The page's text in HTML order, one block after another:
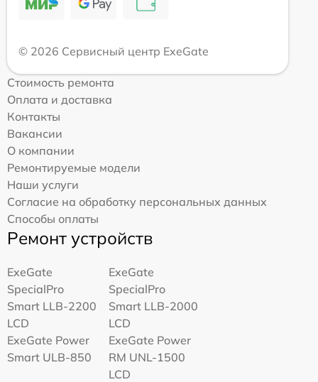
© 2026 Сервисный центр ExeGate
Стоимость ремонта
Оплата и доставка
Контакты
Вакансии
О компании
Ремонтируемые модели
Наши услуги
Согласие на обработку персональных данных
Способы оплаты
Ремонт устройств
ExeGate
SpecialPro
Smart LLB-2200
LCD
ExeGate
SpecialPro
Smart LLB-2000
LCD
ExeGate Power
Smart ULB-850
ExeGate Power
RM UNL-1500
LCD